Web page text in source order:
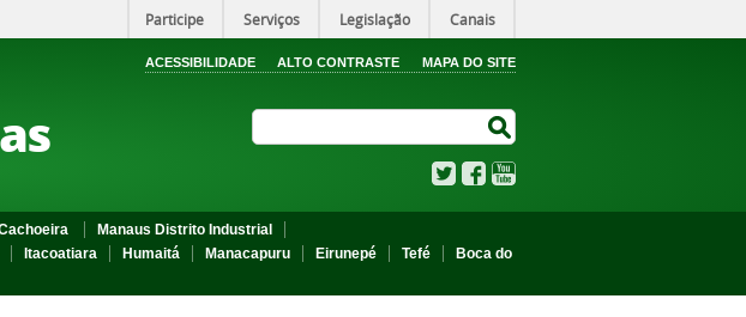
Participe Serviços Legislação Canais
ACESSIBILIDADE ALTO CONTRASTE MAPA DO SITE
TwitterFacebook
Manaus Distrito Industrial
Itacoatiara Humaitá Manacapuru Eirunepé Tefé
Boca do